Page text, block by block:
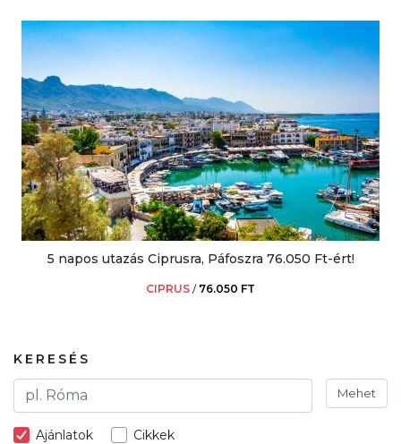
5 napos utazás Ciprusra, Páfoszra 76.050 Ft-ért!
CIPRUS / 76.050 FT
KERESÉS
Mehet
Ajánlatok Cikkek